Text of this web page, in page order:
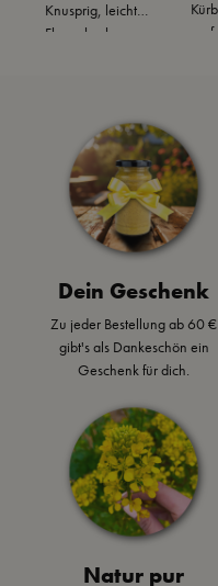
Knusprig, leichter
Flammkuchen,
Würze & milder
Kürbis sind ein
feiner Snack zum
Wein, zur Party
oder für
zwischendurch.
Dein Geschenk
Zu jeder Bestellung ab 60 €
gibt's als Dankeschön ein
Geschenk für dich.
Natur pur